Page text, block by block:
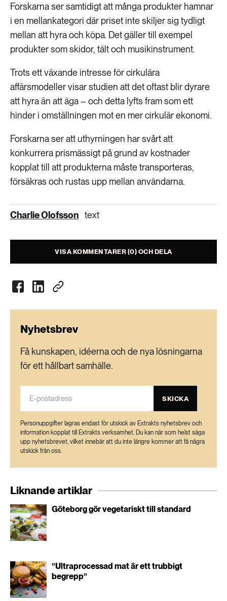
Forskarna ser samtidigt att många produkter hamnar
i en mellankategori där priset inte skiljer sig tydligt
mellan att hyra och köpa. Det gäller till exempel
produkter som skidor, tält och musikinstrument.
Trots ett växande intresse för cirkulära
affärsmodeller visar studien att det oftast blir dyrare
att hyra än att äga – och detta lyfts fram som ett
hinder i omställningen mot en mer cirkulär ekonomi.
Forskarna ser att uthyrningen har svårt att
konkurrera prismässigt på grund av kostnader
kopplat till att produkterna måste transporteras,
försäkras och rustas upp mellan användarna.
Charlie Olofsson text
VISA KOMMENTARER (0) OCH DELA
Nyhetsbrev
Få kunskapen, idéerna och de nya lösningarna
för ett hållbart samhälle.
SKICKA
Personuppgifter lagras endast för utskick av Extrakts nyhetsbrev och
information kopplat till Extrakts verksamhet. Du kan när som helst säga
upp nyhetsbrevet, vilket innebär att du inte längre kommer att få några
utskick från oss.
Liknande artiklar
Göteborg gör vegetariskt till standard
”Ultraprocessad mat är ett trubbigt
begrepp”